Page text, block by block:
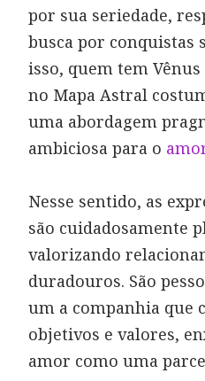
por sua seriedade,
busca por conquistas
isso, quem tem
no Mapa Astral
uma abordagem
ambiciosa para o
Nesse sentido, as
são cuidadosamente
valorizando
duradouros. São
um a companhia que
objetivos e valores,
amor como uma